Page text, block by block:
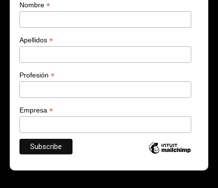
Nombre *
Apellidos *
Profesión *
Empresa *